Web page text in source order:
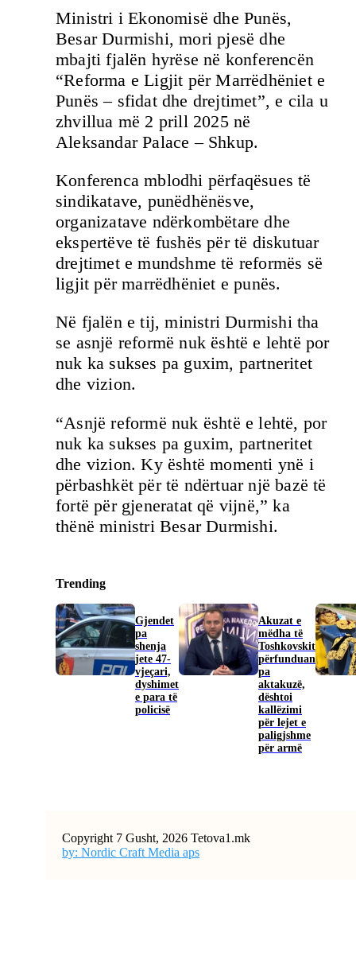
Ministri i Ekonomisë dhe Punës,
Besar Durmishi, mori pjesë dhe
mbajti fjalën hyrëse në konferencën
“Reforma e Ligjit për Marrëdhëniet e
Punës – sfidat dhe drejtimet”, e cila u
zhvillua më 2 prill 2025 në
Aleksandar Palace – Shkup.
Konferenca mblodhi përfaqësues të
sindikatave, punëdhënësve,
organizatave ndërkombëtare dhe
ekspertëve të fushës për të diskutuar
drejtimet e mundshme të reformës së
ligjit për marrëdhëniet e punës.
Në fjalën e tij, ministri Durmishi tha
se asnjë reformë nuk është e lehtë por
nuk ka sukses pa guxim, partneritet
dhe vizion.
“Asnjë reformë nuk është e lehtë, por
nuk ka sukses pa guxim, partneritet
dhe vizion. Ky është momenti ynë i
përbashkët për të ndërtuar një bazë të
fortë për gjeneratat që vijnë,” ka
thënë ministri Besar Durmishi.
Trending
Gjendet
pa
shenja
jete 47-
vjeçari,
dyshimet
e para të
policisë
Akuzat e
mëdha të
Toshkovskit
përfunduan
pa
aktakuzë,
dështoi
kallëzimi
për lejet e
paligjshme
për armë
Copyright 7 Gusht, 2026 Tetova1.mk
by: Nordic Craft Media aps